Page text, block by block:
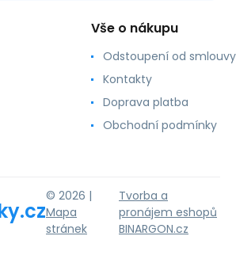
Vše o nákupu
Odstoupení od smlouvy
Kontakty
Doprava platba
Obchodní podmínky
© 2026 |
Mapa
stránek
Tvorba a
pronájem eshopů
BINARGON.cz